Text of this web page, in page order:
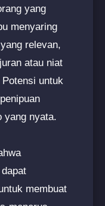
yang
menyaring
relevan,
atau niat
untuk
yang nyata.
membuat